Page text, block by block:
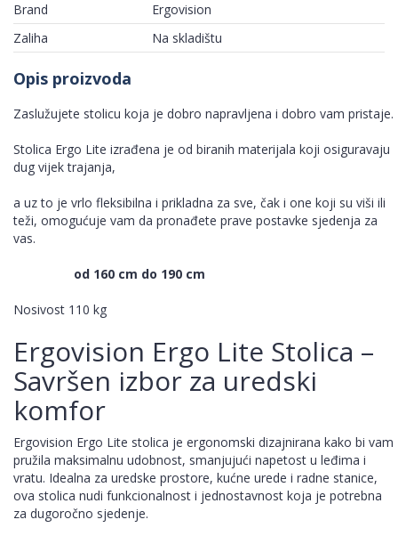
Brand
Ergovision
Zaliha
Na skladištu
Opis proizvoda
Zaslužujete stolicu koja je dobro napravljena i dobro vam pristaje.
Stolica Ergo Lite izrađena je od biranih materijala koji osiguravaju
dug vijek trajanja,
a uz to je vrlo fleksibilna i prikladna za sve, čak i one koji su viši ili
teži, omogućuje vam da pronađete prave postavke sjedenja za
vas.
od 160 cm do 190 cm
Nosivost 110 kg
Ergovision Ergo Lite Stolica –
Savršen izbor za uredski
komfor
Ergovision Ergo Lite stolica je ergonomski dizajnirana kako bi vam
pružila maksimalnu udobnost, smanjujući napetost u leđima i
vratu. Idealna za uredske prostore, kućne urede i radne stanice,
ova stolica nudi funkcionalnost i jednostavnost koja je potrebna
za dugoročno sjedenje.